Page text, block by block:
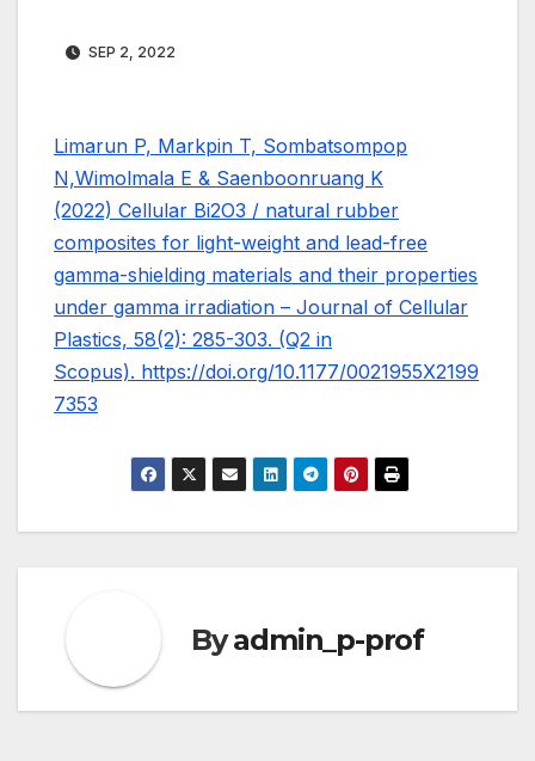
SEP 2, 2022
Limarun P, Markpin T, Sombatsompop
N,Wimolmala E & Saenboonruang K
(2022) Cellular Bi2O3 / natural rubber
composites for light-weight and lead-free
gamma-shielding materials and their properties
under gamma irradiation – Journal of Cellular
Plastics, 58(2): 285-303. (Q2 in
Scopus). https://doi.org/10.1177/0021955X2199
7353
Byadmin_p-prof